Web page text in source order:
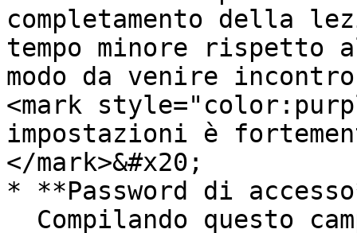
completamento della
tempo minore
modo da venire
<mark
impostazioni è
</mark>&#x20;
* **Password di